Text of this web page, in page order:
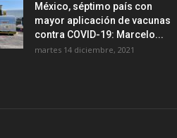
México, séptimo país con
mayor aplicación de vacunas
contra COVID-19: Marcelo...
martes 14 diciembre, 2021